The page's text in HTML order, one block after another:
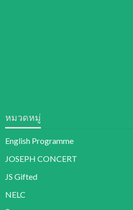
หมวดหมู่
English Programme
JOSEPH CONCERT
JS Gifted
NELC